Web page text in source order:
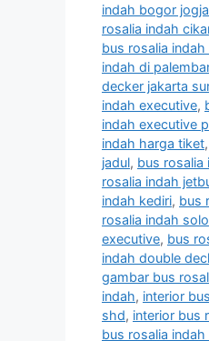
indah bogor jogja
rosalia indah
bus rosalia
indah di
decker jakarta
indah executive,
indah executive
indah harga tiket,
jadul, bus rosalia
rosalia indah
indah kediri, bus
rosalia indah solo
executive, bus
indah double
gambar bus
indah, interior
shd, interior bus
bus rosalia